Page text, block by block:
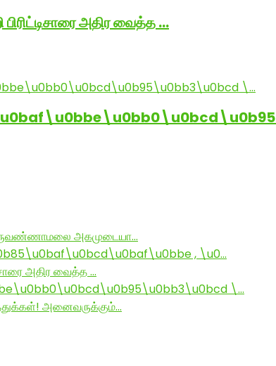
அதிர வைத்த …
அகமுடையா…
, \u0…
அதிர வைத்த …
\…
அனைவருக்கும்…